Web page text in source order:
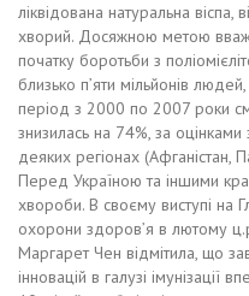
ліквідована натуральна
хворий. Досяжною метою
початку боротьби з
близько п’яти мільйонів
період з 2000 по 2007 роки
знизилась на 74%, за
деяких регіонах (Афганістан,
Перед Україною та іншими
хвороби. В своєму виступі на
охорони здоров’я в лютому
Маргарет Чен відмітила, що
інновацій в галузі імунізації